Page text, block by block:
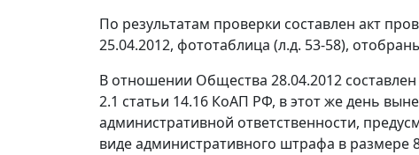
По результатам проверки составлен акт
25.04.2012, фототаблица (л.д. 53-58),
В отношении Общества 28.04.2012
2.1 статьи 14.16 КоАП РФ, в этот же день
административной ответственности,
виде административного штрафа в размере